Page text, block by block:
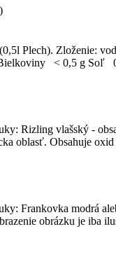
(0,5l Plech).
< 0,5 g Soľ
Rizling vlašský -
oblasť. Obsahuje
Frankovka modrá
obrázku je iba